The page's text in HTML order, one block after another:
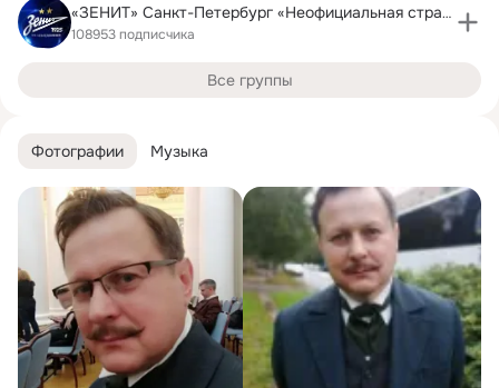
Фотографии Музыка
«ЗЕНИТ» Санкт-Петербург «Неофициальная страница»
108953 подписчика
Все группы